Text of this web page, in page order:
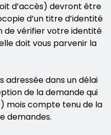
d’accès) devront être
d’un titre d’identité
de vérifier votre identité
doit vous parvenir la
adressée dans un délai
de la demande qui
mois compte tenu de la
demandes.